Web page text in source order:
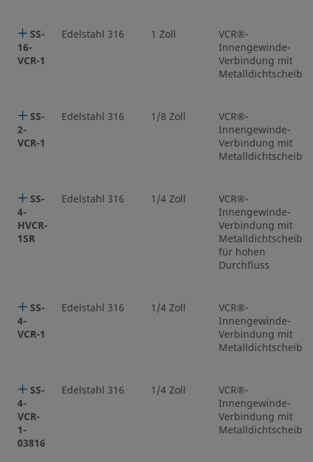
SS-
16-
VCR-1
Edelstahl 316 1 Zoll
VCR®-
Innengewinde-
Verbindung mit
Metalldichtscheibe
SS-
2-
VCR-1
Edelstahl 316 1/8 Zoll
VCR®-
Innengewinde-
Verbindung mit
Metalldichtscheibe
SS-
4-
HVCR-
1SR
Edelstahl 316 1/4 Zoll
VCR®-
Innengewinde-
Verbindung mit
Metalldichtscheibe
für hohen
Durchfluss
SS-
4-
VCR-1
Edelstahl 316 1/4 Zoll
VCR®-
Innengewinde-
Verbindung mit
Metalldichtscheibe
SS-
4-
VCR-
1-
03816
Edelstahl 316 1/4 Zoll
VCR®-
Innengewinde-
Verbindung mit
Metalldichtscheibe